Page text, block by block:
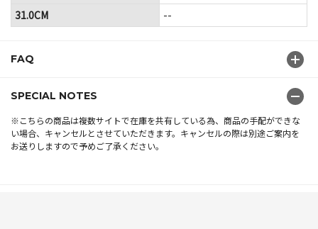
FAQ
SPECIAL NOTES
※こちらの商品は複数サイトで在庫を共有している為、商品の手配ができな
い場合、キャンセルとさせていただきます。キャンセルの際は別途ご案内を
お送りしますので予めご了承ください。
31.0CM
--